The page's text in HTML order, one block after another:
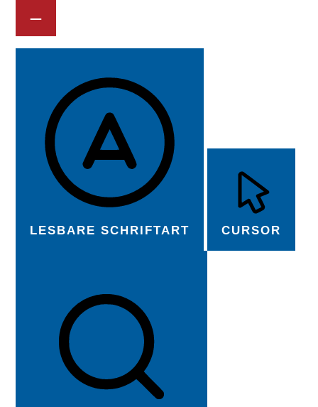
LESBARE SCHRIFTART CURSOR